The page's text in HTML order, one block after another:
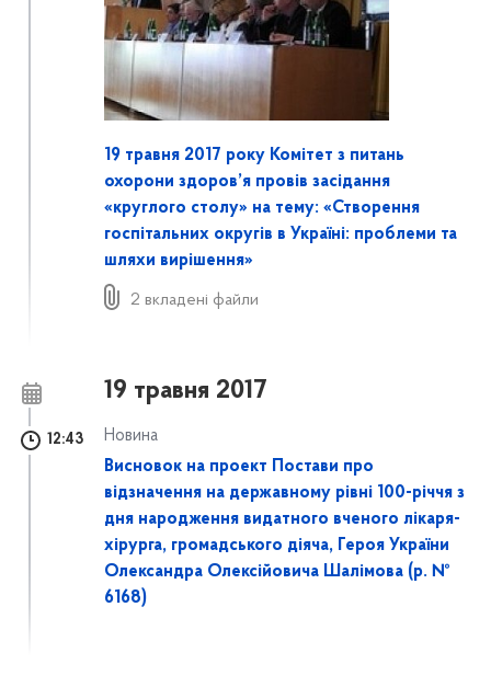
19 травня 2017 року Комітет з питань
охорони здоров’я провів засідання
«круглого столу» на тему: «Створення
госпітальних округів в Україні: проблеми та
шляхи вирішення»
2 вкладені файли
19 травня 2017
12:43
Новина
Висновок на проект Постави про
відзначення на державному рівні 100-річчя з
дня народження видатного вченого лікаря-
хірурга, громадського діяча, Героя України
Олександра Олексійовича Шалімова (р. №
6168)